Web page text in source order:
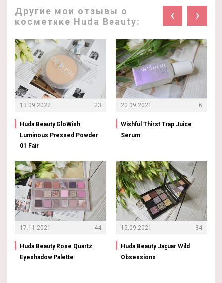
Другие мои отзывы о
косметике Huda Beauty:
‹ ›
13.09.2022 23
Huda Beauty GloWish
Luminous Pressed Powder
01 Fair
17.11.2021 44
Huda Beauty Rose Quartz
Eyeshadow Palette
20.09.2021 6
Wishful Thirst Trap Juice
Serum
15.09.2021 34
Huda Beauty Jaguar Wild
Obsessions